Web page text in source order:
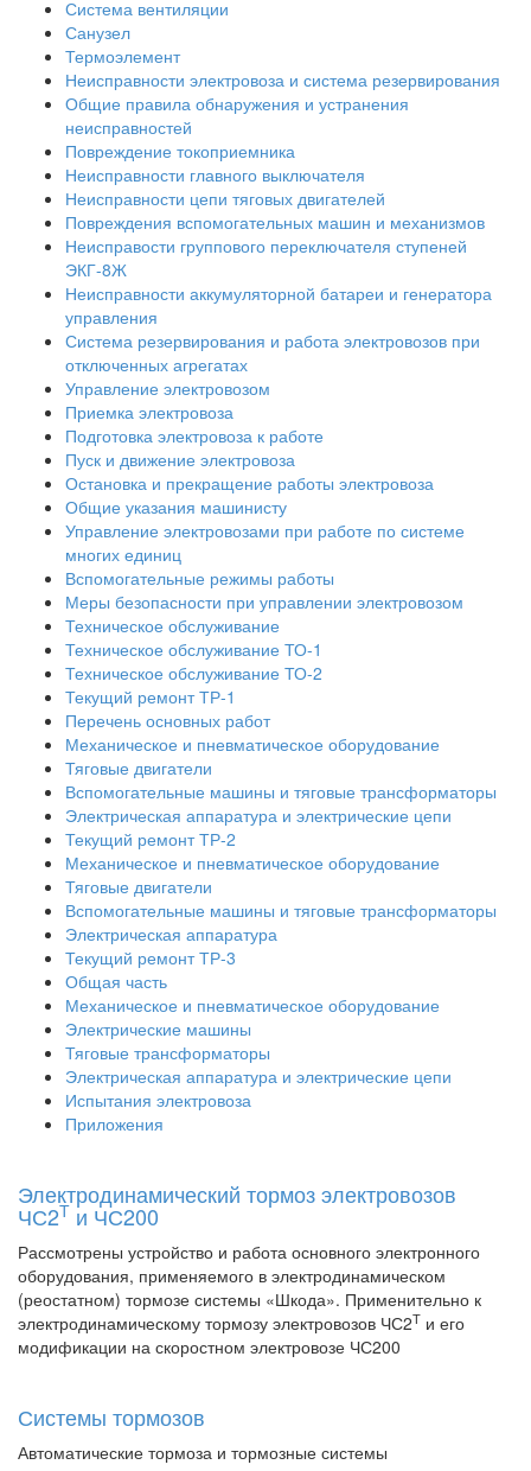
Система вентиляции
Санузел
Термоэлемент
Неисправности электровоза и система резервирования
Общие правила обнаружения и устранения
неисправностей
Повреждение токоприемника
Неисправности главного выключателя
Неисправности цепи тяговых двигателей
Повреждения вспомогательных машин и механизмов
Неисправости группового переключателя ступеней
ЭКГ-8Ж
Неисправности аккумуляторной батареи и генератора
управления
Система резервирования и работа электровозов при
отключенных агрегатах
Управление электровозом
Приемка электровоза
Подготовка электровоза к работе
Пуск и движение электровоза
Остановка и прекращение работы электровоза
Общие указания машинисту
Управление электровозами при работе по системе
многих единиц
Вспомогательные режимы работы
Меры безопасности при управлении электровозом
Техническое обслуживание
Техническое обслуживание ТО-1
Техническое обслуживание ТО-2
Текущий ремонт ТР-1
Перечень основных работ
Механическое и пневматическое оборудование
Тяговые двигатели
Вспомогательные машины и тяговые трансформаторы
Электрическая аппаратура и электрические цепи
Текущий ремонт ТР-2
Механическое и пневматическое оборудование
Тяговые двигатели
Вспомогательные машины и тяговые трансформаторы
Электрическая аппаратура
Текущий ремонт ТР-3
Общая часть
Механическое и пневматическое оборудование
Электрические машины
Тяговые трансформаторы
Электрическая аппаратура и электрические цепи
Испытания электровоза
Приложения
Электродинамический тормоз электровозов
ЧС2Т и ЧС200
Рассмотрены устройство и работа основного электронного
оборудования, применяемого в электродинамическом
(реостатном) тормозе системы «Шкода». Применительно к
электродинамическому тормозу электровозов ЧС2Т и его
модификации на скоростном электровозе ЧС200
Системы тормозов
Автоматические тормоза и тормозные системы